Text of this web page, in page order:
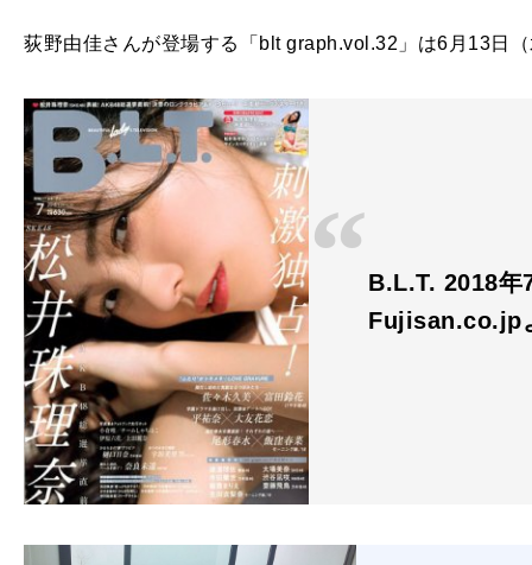
荻野由佳さんが登場する「blt graph.vol.32」は6月13日
B.L.T. 2018年
Fujisan.co.jp